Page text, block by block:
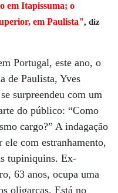
em Itapissuma; o
em Paulista", diz
Portugal, este ano, o
de Paulista, Yves
surpreendeu com um
do público: “Como
cargo?” A indagação
ele com estranhamento,
tupiniquins. Ex-
63 anos, ocupa uma
oligarcas. Está no